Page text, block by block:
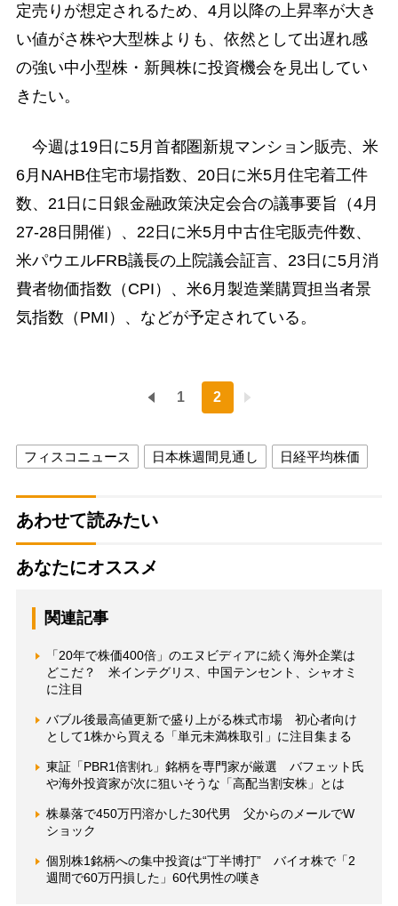
定売りが想定されるため、4月以降の上昇率が大き
い値がさ株や大型株よりも、依然として出遅れ感
の強い中小型株・新興株に投資機会を見出してい
きたい。
今週は19日に5月首都圏新規マンション販売、米
6月NAHB住宅市場指数、20日に米5月住宅着工件
数、21日に日銀金融政策決定会合の議事要旨（4月
27-28日開催）、22日に米5月中古住宅販売件数、
米パウエルFRB議長の上院議会証言、23日に5月消
費者物価指数（CPI）、米6月製造業購買担当者景
気指数（PMI）、などが予定されている。
1 2
フィスコニュース 日本株週間見通し 日経平均株価
あわせて読みたい
あなたにオススメ
関連記事
「20年で株価400倍」のエヌビディアに続く海外企業は
どこだ？ 米インテグリス、中国テンセント、シャオミ
に注目
バブル後最高値更新で盛り上がる株式市場 初心者向け
として1株から買える「単元未満株取引」に注目集まる
東証「PBR1倍割れ」銘柄を専門家が厳選 バフェット氏
や海外投資家が次に狙いそうな「高配当割安株」とは
株暴落で450万円溶かした30代男 父からのメールでW
ショック
個別株1銘柄への集中投資は“丁半博打” バイオ株で「2
週間で60万円損した」60代男性の嘆き